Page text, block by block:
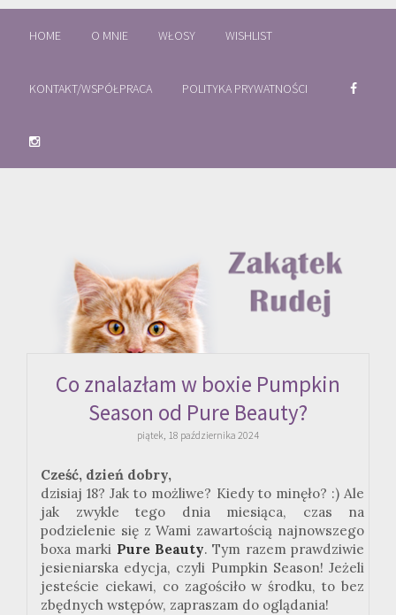
HOME O MNIE WŁOSY WISHLIST
KONTAKT/WSPÓŁPRACA POLITYKA PRYWATNOŚCI
Co znalazłam w boxie Pumpkin
Season od Pure Beauty?
piątek, 18 października 2024
Cześć, dzień dobry,
dzisiaj 18? Jak to możliwe? Kiedy to minęło? :) Ale
jak zwykle tego dnia miesiąca, czas na
podzielenie się z Wami zawartością najnowszego
boxa marki Pure Beauty. Tym razem prawdziwie
jesieniarska edycja, czyli Pumpkin Season! Jeżeli
jesteście ciekawi, co zagościło w środku, to bez
zbędnych wstępów, zapraszam do oglądania!